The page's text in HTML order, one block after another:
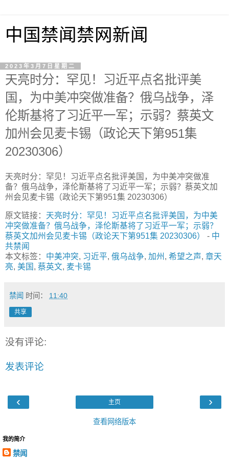
中国禁闻禁网新闻
2023年3月7日星期二
天亮时分：罕见！习近平点名批评美
国，为中美冲突做准备？俄乌战争，泽
伦斯基将了习近平一军；示弱？蔡英文
加州会见麦卡锡（政论天下第951集
20230306）
天亮时分：罕见！习近平点名批评美国，为中美冲突做准
备？俄乌战争，泽伦斯基将了习近平一军；示弱？蔡英文加
州会见麦卡锡（政论天下第951集 20230306）
原文链接： 天亮时分：罕见！习近平点名批评美国，为中美
冲突做准备？俄乌战争，泽伦斯基将了习近平一军；示弱？
蔡英文加州会见麦卡锡（政论天下第951集 20230306）
- 中
共禁闻
本文标签： 中美冲突, 习近平, 俄乌战争, 加州 , 希望之声, 章天
亮, 美国 , 蔡英文, 麦卡锡
禁闻 时间： 11:40
共享
没有评论:
发表评论
‹ ›
主页
查看网络版本
我的简介
禁闻